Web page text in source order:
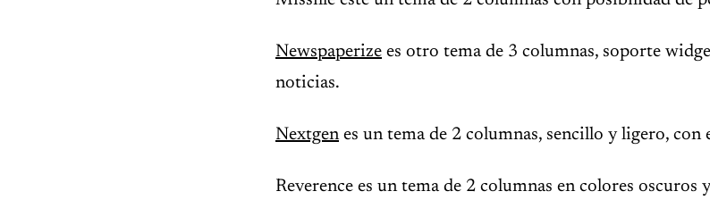
Newspaperize es otro tema de 3 columnas, soporte
noticias.
Nextgenes un tema de 2 columnas, sencillo y ligero, con
Reverence es un tema de 2 columnas en colores oscuros